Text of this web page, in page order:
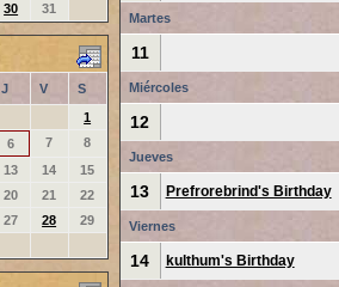
30 31
J V
S
1
6 7
8
13 14
15
20 21
22
27 28
29
Martes
11
Miércoles
12
Jueves
13 Prefrorebrind's Birthday
Viernes
14 kulthum's Birthday